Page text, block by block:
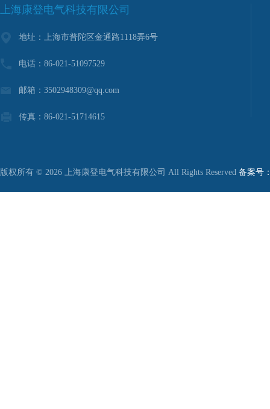
上海康登电气科技有限公司
地址：上海市普陀区金通路1118弄6号
电话：86-021-51097529
邮箱：3502948309@qq.com
传真：86-021-51714615
版权所有 © 2026 上海康登电气科技有限公司 All Rights Reserved 备案号